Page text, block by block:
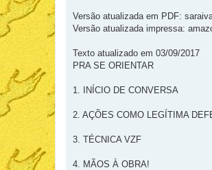
Versão atualizada em PDF:
Versão atualizada impressa:
Texto atualizado em 03/09/2017
PRA SE ORIENTAR
1. INÍCIO DE CONVERSA
2. AÇÕES COMO LEGÍTIMA
3. TÉCNICA VZF
4. MÃOS À OBRA!